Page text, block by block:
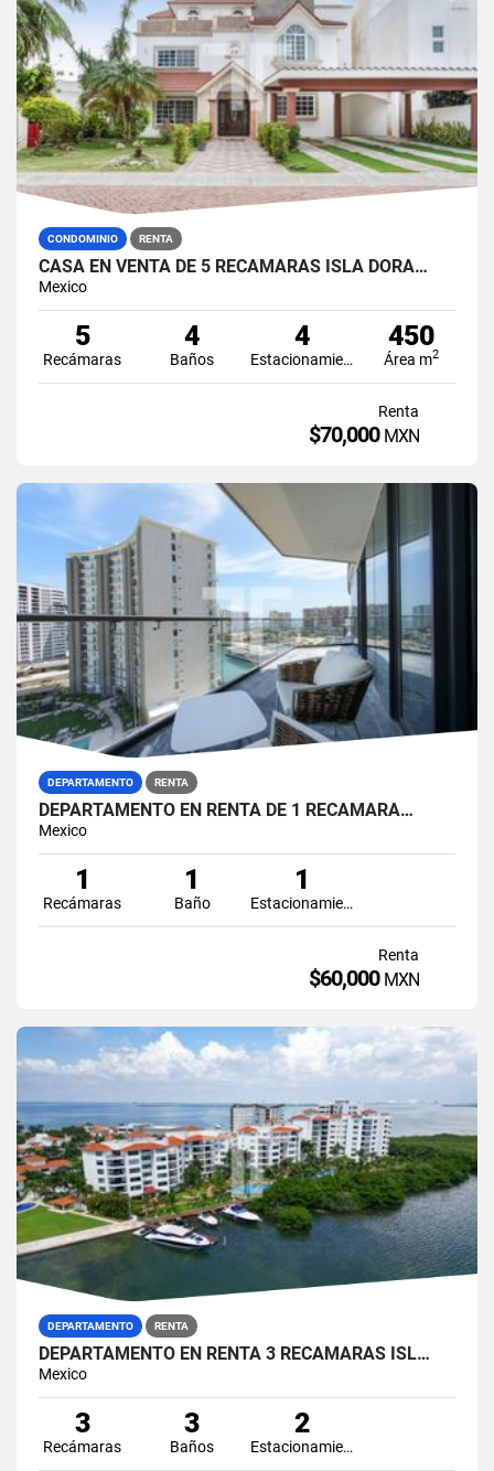
CONDOMINIO RENTA
CASA EN VENTA DE 5 RECÁMARAS ISLA DORA…
Mexico
5
Recámaras
4
Baños
4
Estacionamiento
450
Área m2
Renta
$70,000 MXN
DEPARTAMENTO RENTA
DEPARTAMENTO EN RENTA DE 1 RECAMARA…
Mexico
1
Recámaras
1
Baño
1
Estacionamiento
Renta
$60,000 MXN
DEPARTAMENTO RENTA
DEPARTAMENTO EN RENTA 3 RECÁMARAS ISL…
Mexico
3
Recámaras
3
Baños
2
Estacionamiento